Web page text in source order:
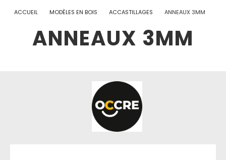
ACCUEIL MODÈLES EN BOIS ACCASTILLAGES ANNEAUX 3MM
ANNEAUX 3MM